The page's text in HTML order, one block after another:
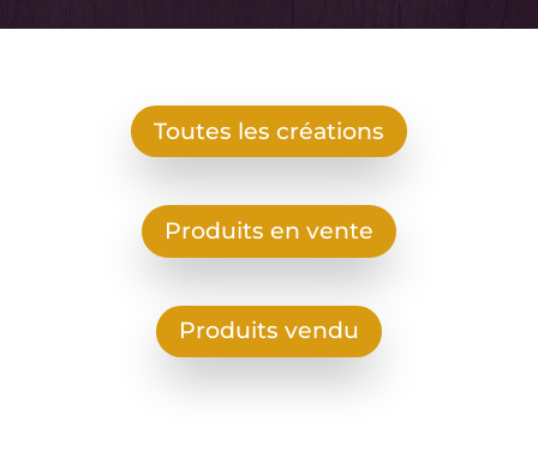
Toutes les créations
Produits en vente
Produits vendu